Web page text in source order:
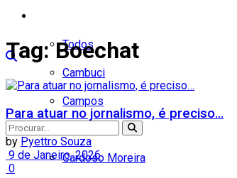
Todos
Cambuci
Campos
Cardoso Moreira
Tag:Boechat
Para atuar no jornalismo, é preciso…
by Pyettro Souza
9 de Janeiro, 2026
0